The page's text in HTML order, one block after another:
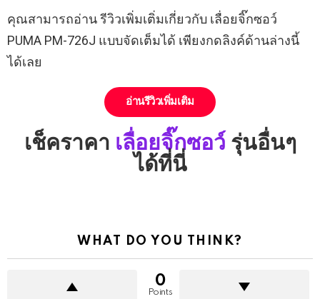
คุณสามารถอ่าน รีวิวเพิ่มเติ่มเกี่ยวกับ เลื่อยจิ๊กซอว์
PUMA PM-726J แบบจัดเต็มได้ เพียงกดลิงค์ด้านล่างนี้
ได้เลย
อ่านรีวิวเพิ่มเติม
เช็คราคา เลื่อยจิ๊กซอว์ รุ่นอื่นๆ
ได้ที่นี่
WHAT DO YOU THINK?
0
Points